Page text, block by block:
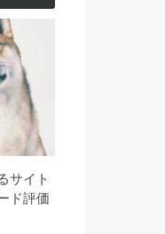
サイト
ド評価